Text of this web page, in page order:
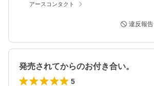
アースコンタクト
違反報告
発売されてからのお付き合い。
5